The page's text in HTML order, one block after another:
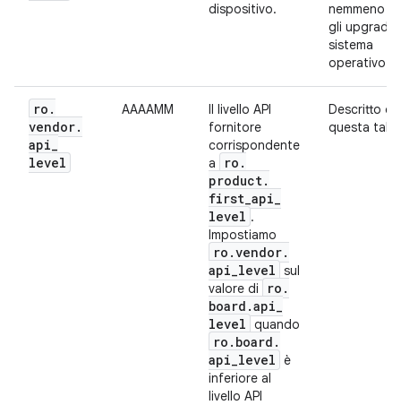
dispositivo.
nemmeno
gli upgrade
sistema
operativo.
ro .
vendor.
api_
level
AAAAMM
Il livello API
fornitore
corrispondente
a
ro .
product.
first_api_
level .
Impostiamo
ro .vendor.
api_level sul
valore di
ro .
board .api_
level quando
ro . board .
api_level è
inferiore al
livello API
Descritto
questa